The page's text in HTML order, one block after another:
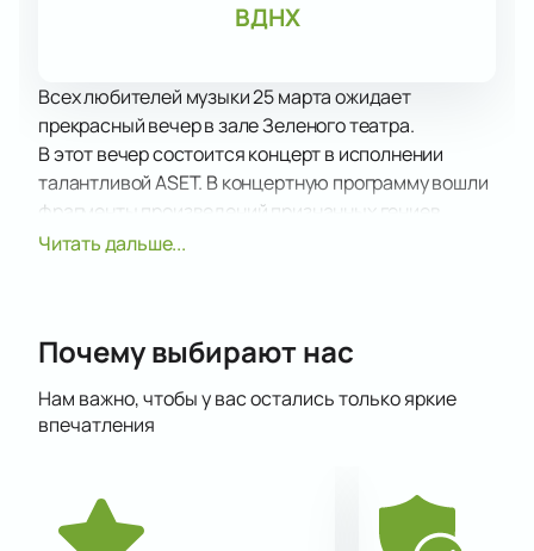
ВДНХ
Всех любителей музыки 25 марта ожидает
прекрасный вечер в зале Зеленого театра.
В этот вечер состоится концерт в исполнении
талантливой ASET. В концертную программу вошли
фрагменты произведений признанных гениев,
имена которых не нуждаются в дополнительном
музыкальных конкурсах и фестивалях. Оркестр
премий.
Подарите себе подлинное удовольствие от
превосходном исполнении.
Читать дальше...
Почему выбирают нас
Нам важно, чтобы у вас остались только яркие
впечатления